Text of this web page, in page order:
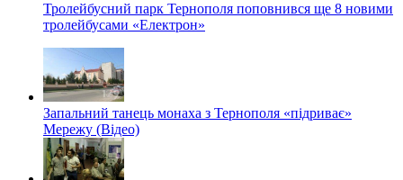
Тролейбусний парк Тернополя поповнився ще 8 новими
тролейбусами «Електрон»
Запальний танець монаха з Тернополя «підриває»
Мережу (Відео)